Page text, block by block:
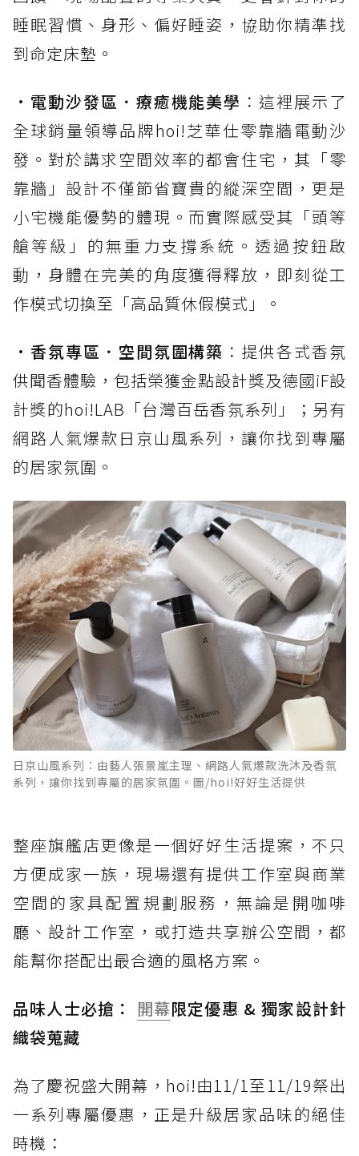
睡眠習慣、身形、偏好睡姿，協助你精準找
到命定床墊。
• 電動沙發區．療癒機能美學 ：這裡展示了
全球銷量領導品牌hoi!芝華仕零靠牆電動沙
發。對於講求空間效率的都會住宅，其「零
靠牆」設計不僅節省寶貴的縱深空間，更是
小宅機能優勢的體現。而實際感受其「頭等
艙等級」的無重力支撐系統。透過按鈕啟
動，身體在完美的角度獲得釋放，即刻從工
作模式切換至「高品質休假模式」。
• 香氛專區．空間氛圍構築 ：提供各式香氛
供聞香體驗，包括榮獲金點設計獎及德國iF設
計獎的hoi!LAB「台灣百岳香氛系列」；另有
網路人氣爆款日京山風系列，讓你找到專屬
的居家氛圍。
日京山風系列：由藝人張景嵐主理、網路人氣爆款洗沐及香氛
系列，讓你找到專屬的居家氛圍。圖/hoi!好好生活提供
整座旗艦店更像是一個好好生活提案，不只
方便成家一族，現場還有提供工作室與商業
空間的家具配置規劃服務，無論是開咖啡
廳、設計工作室，或打造共享辦公空間，都
能幫你搭配出最合適的風格方案。
品味人士必搶： 開幕限定優惠 & 獨家設計針
織袋蒐藏
為了慶祝盛大開幕，hoi!由11/1至11/19祭出
一系列專屬優惠，正是升級居家品味的絕佳
時機：